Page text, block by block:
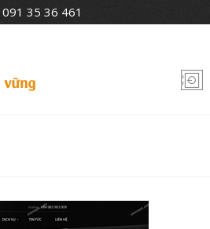
091 35 36 461